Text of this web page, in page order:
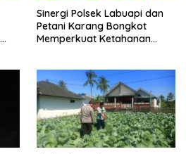
Sinergi Polsek Labuapi dan
Petani Karang Bongkot
Memperkuat Ketahanan